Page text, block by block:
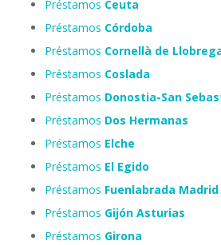
Préstamos Ceuta
Préstamos Córdoba
Préstamos Cornellà de
Préstamos Coslada
Préstamos Donostia-San
Préstamos Dos Hermanas
Préstamos Elche
Préstamos El Egido
Préstamos Fuenlabrada Madrid
Préstamos Gijón Asturias
Préstamos Girona